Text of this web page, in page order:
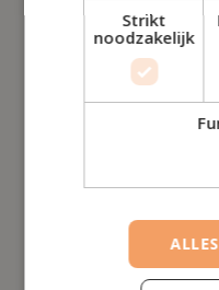
Alles over ETF's |
rendement
Beleggen in ETF's is een
zoek zijn naar een
vermogen op te bouwen. In
ETF's bespreken en waarom
kunnen zijn aan uw
Strikt
noodzakelijk